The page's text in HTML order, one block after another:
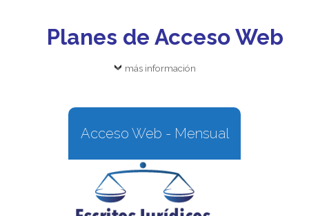
Planes de Acceso Web
más información
Acceso Web - Mensual